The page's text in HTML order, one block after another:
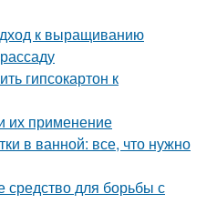
к выращиванию
гипсокартон к
их применение
в ванной: все, что нужно
средство для борьбы с